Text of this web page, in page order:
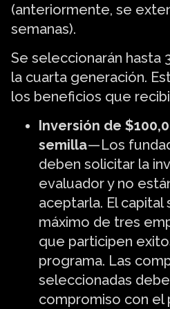
(anteriormente, se
semanas).
Se seleccionarán hasta
la cuarta generación.
los beneficios que
Inversión de
semilla— Los
deben solicitar la
evaluador y no
aceptarla. El
máximo de tres
que participen
programa. Las
seleccionadas
compromiso con el